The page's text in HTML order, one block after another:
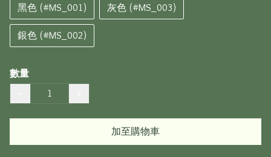
黑色 (#MS_001)
灰色 (#MS_003)
銀色 (#MS_002)
數量
加至購物車